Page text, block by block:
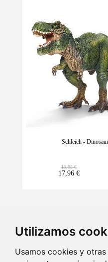
Utilizamos
Usamos cookies y
Schleich -
19,95 €
17,96 €